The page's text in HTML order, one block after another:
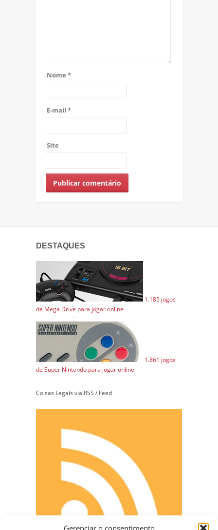
Gerenciar o consentimento
Nome *
E-mail *
Site
DESTAQUES
1.185 jogos
de Mega Drive para jogar online
1.861 jogos
de Super Nintendo para jogar online
Coisas Legais via RSS / Feed